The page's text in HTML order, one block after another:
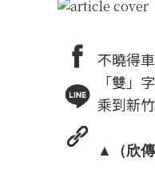
不曉得
「雙」
乘到新竹
▲（欣傳